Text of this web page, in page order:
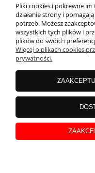
Pliki cookies i pokrewne
działanie strony i
potrzeb. Możesz
wszystkich tych plików i
plików do swoich
Więcej o plikach cookies
prywatności.